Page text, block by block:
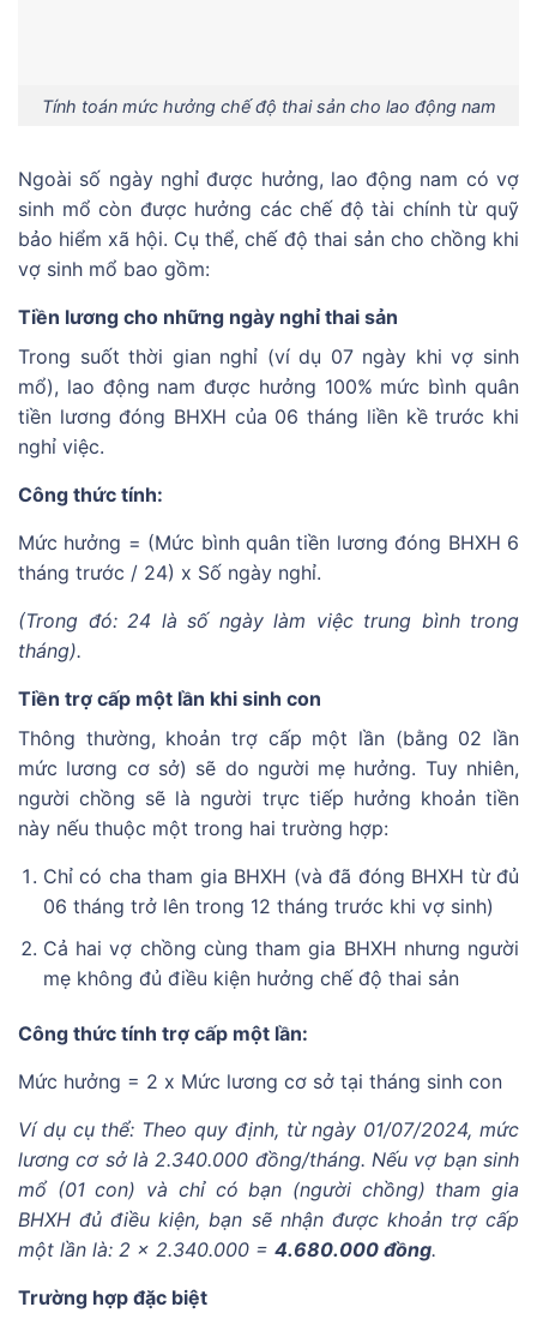
Tính toán mức hưởng chế độ thai sản cho lao động nam
Ngoài số ngày nghỉ được hưởng, lao động nam có vợ
sinh mổ còn được hưởng các chế độ tài chính từ quỹ
bảo hiểm xã hội. Cụ thể, chế độ thai sản cho chồng khi
vợ sinh mổ bao gồm:
Tiền lương cho những ngày nghỉ thai sản
Trong suốt thời gian nghỉ (ví dụ 07 ngày khi vợ sinh
mổ), lao động nam được hưởng 100% mức bình quân
tiền lương đóng BHXH của 06 tháng liền kề trước khi
nghỉ việc.
Công thức tính:
Mức hưởng = (Mức bình quân tiền lương đóng BHXH 6
tháng trước / 24) x Số ngày nghỉ.
(Trong đó: 24 là số ngày làm việc trung bình trong
tháng).
Tiền trợ cấp một lần khi sinh con
Thông thường, khoản trợ cấp một lần (bằng 02 lần
mức lương cơ sở) sẽ do người mẹ hưởng. Tuy nhiên,
người chồng sẽ là người trực tiếp hưởng khoản tiền
này nếu thuộc một trong hai trường hợp:
Chỉ có cha tham gia BHXH (và đã đóng BHXH từ đủ
06 tháng trở lên trong 12 tháng trước khi vợ sinh)
Cả hai vợ chồng cùng tham gia BHXH nhưng người
mẹ không đủ điều kiện hưởng chế độ thai sản
Công thức tính trợ cấp một lần:
Mức hưởng = 2 x Mức lương cơ sở tại tháng sinh con
Ví dụ cụ thể: Theo quy định, từ ngày 01/07/2024, mức
lương cơ sở là 2.340.000 đồng/tháng. Nếu vợ bạn sinh
mổ (01 con) và chỉ có bạn (người chồng) tham gia
BHXH đủ điều kiện, bạn sẽ nhận được khoản trợ cấp
một lần là: 2 x 2.340.000 = 4.680.000 đồng.
Trường hợp đặc biệt